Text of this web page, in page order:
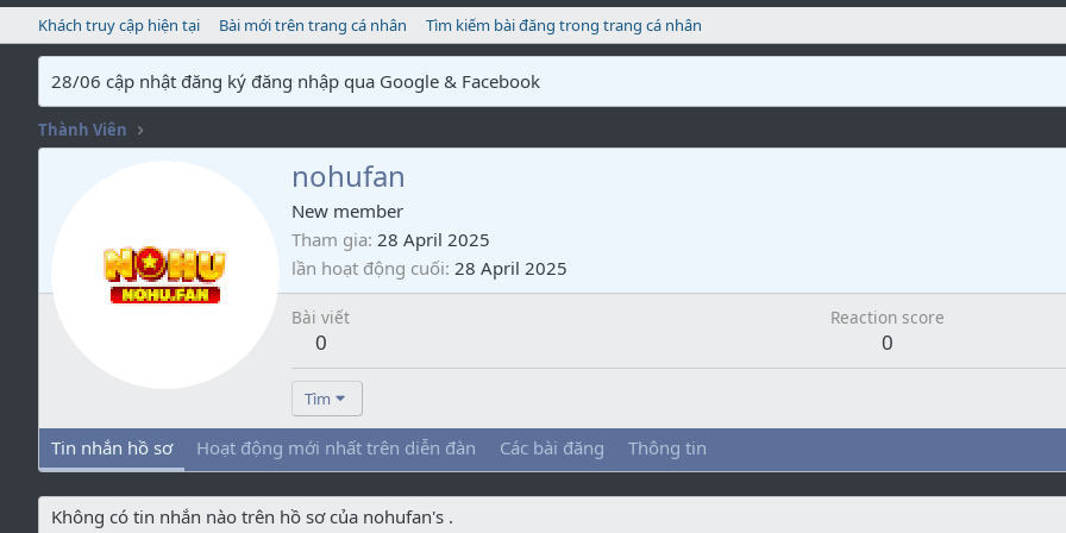
Khách truy cập hiện tại Bài mới trên trang cá nhân Tìm kiếm bài đăng trong trang cá nhân
28/06 cập nhật đăng ký đăng nhập qua Google & Facebook
Thành Viên
nohufan
New member
Tham gia 28 April 2025
lần hoạt động cuối 28 April 2025
Bài viết
0
Reaction score
0
Tìm
Tin nhắn hồ sơ Hoạt động mới nhất trên diễn đàn Các bài đăng Thông tin
Không có tin nhắn nào trên hồ sơ của nohufan's .